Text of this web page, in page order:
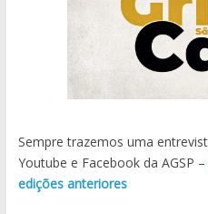
Sempre trazemos uma
Youtube e Facebook da AGSP –
edições anteriores